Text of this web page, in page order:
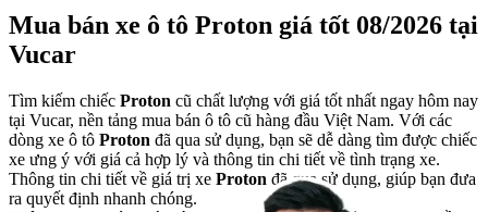
Mua bán xe ô tô Proton giá tốt 08/2026 tại
Vucar
Tìm kiếm chiếc Proton cũ chất lượng với giá tốt nhất ngay hôm nay
tại Vucar, nền tảng mua bán ô tô cũ hàng đầu Việt Nam. Với các
dòng xe ô tô Proton đã qua sử dụng, bạn sẽ dễ dàng tìm được chiếc
xe ưng ý với giá cả hợp lý và thông tin chi tiết về tình trạng xe.
Thông tin chi tiết về giá trị xe Proton đã qua sử dụng, giúp bạn đưa
ra quyết định nhanh chóng.